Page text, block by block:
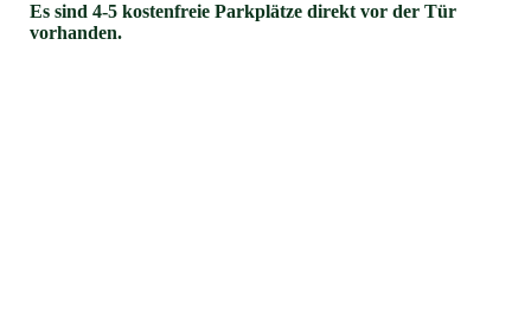
Es sind 4-5 kostenfreie Parkplätze direkt vor der Tür
vorhanden.